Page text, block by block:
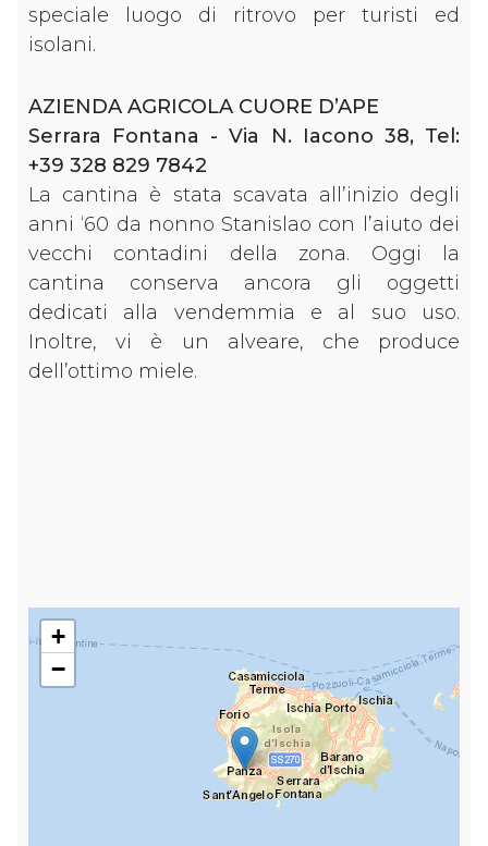
speciale luogo di ritrovo per turisti ed
isolani.
AZIENDA AGRICOLA CUORE D’APE
Serrara Fontana - Via N. Iacono 38, Tel:
+39 328 829 7842
La cantina è stata scavata all’inizio degli
anni ‘60 da nonno Stanislao con l’aiuto dei
vecchi contadini della zona. Oggi la
cantina conserva ancora gli oggetti
dedicati alla vendemmia e al suo uso.
Inoltre, vi è un alveare, che produce
dell’ottimo miele.
+
−